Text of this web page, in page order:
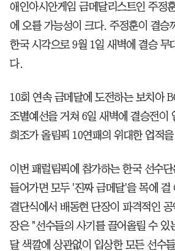
애인아시안게임 금메달리스트인 주정
에 오를 가능성이 크다. 주정훈이 결승
한국 시각으로 9월 1일 새벽에 결승 무
다.
10회 연속 금메달에 도전하는 보치아
조별예선을 거쳐 6일 새벽에 결승전이
희조가 올림픽 10연패의 위대한 업적
이번 패럴림픽에 참가하는 한국 선수
들어가면 모두 '진짜 금메달'을 목에 걸
결단식에서 배동현 단장이 파격적인
장은 "선수들의 사기를 끌어올릴 수 있
달 색깔에 상관없이 입상한 모든 선수